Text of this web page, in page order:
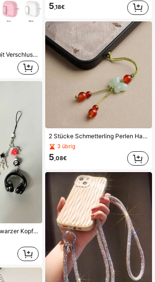
1 Stück Schutzhülle mit Verschlussschnalle Ständer für FreeClip 2 kabellose Bluetooth-Ohrhörer, weiche Silikon Anti-Sturz Abdeckung, neues Modell
1 Stück Y2K Cool Schwarzer Kopfhörer & Billardkugel Anhänger Handyband, geeignet für Frauen Mädchen DIY Handy Verpackung Dekoration
5,18€
2 Stücke Schmetterling Perlen Handy Kette Anhänger, neuer chinesischer Stil zarter Damen Handy Anhänger, USB Stick Tasche Anhänger
3 übrig
5,08€